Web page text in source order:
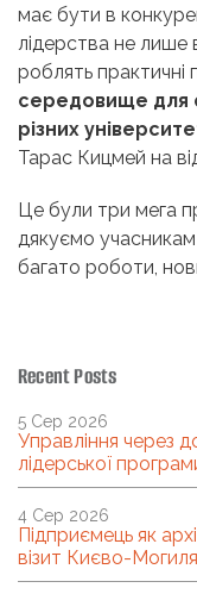
має бути в
лідерства не лише
роблять практичні
середовище для
різних
Тарас Кицмей на
Це були три мега
дякуємо
багато роботи,
Recent Posts
Управління через
лідерської
5 Сер 2026
Підприємець як
візит Києво-
4 Сер 2026